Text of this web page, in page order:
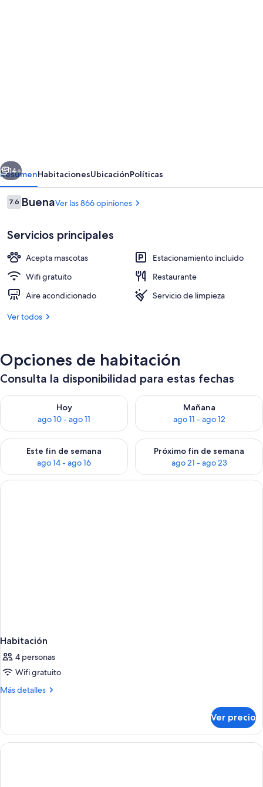
Escritorio, wifi gratis y ropa de cama
Siguiente
14+
ResumenHabitacionesUbicaciónPolíticas
Opiniones
7.67.6 de 10,
BuenaVer las 866 opiniones
Servicios principales
Acepta mascotas
Estacionamiento incluido
Wifi gratuito
Restaurante
Aire acondicionado
Servicio de limpieza
Ver todos
Opciones de habitación
Consulta la disponibilidad para estas fechas
Hoy
ago 10 - ago 11
Consulta la disponibilidad para hoy ago 10 - ago 11
Mañana
ago 11 - ago 12
Consulta la disponibilidad
Este fin de semana
ago 14 - ago 16
Consulta la disponibilidad para este fin de semana ago 14 -
Próximo fin de semana
ago 21 - ago 23
Consulta la disponibilidad
Habitación
4 personas
Wifi gratuito
Más detalles
Más
Ver precio